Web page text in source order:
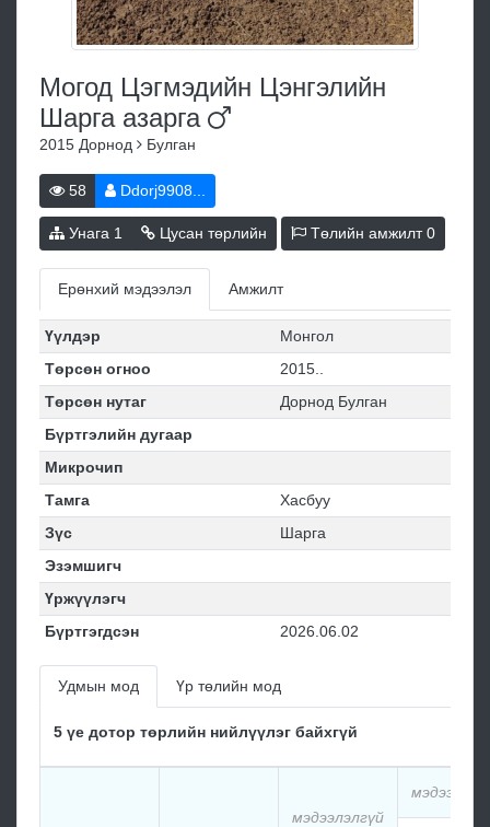
Могод Цэгмэдийн Цэнгэлийн
Шарга азарга
2015 Дорнод Булган
58 Ddorj9908...
Унага 1 Цусан төрлийн Төлийн амжилт0
Ерөнхий мэдээлэл Амжилт
Үүлдэр
Монгол
Төрсөн огноо
2015..
Төрсөн нутаг
Дорнод Булган
Бүртгэлийн дугаар
Микрочип
Тамга
Хасбуу
Зүс
Шарга
Эзэмшигч
Үржүүлэгч
Бүртгэгдсэн
2026.06.02
Удмын мод Үр төлийн мод
5 үе дотор төрлийн нийлүүлэг байхгүй
мэдээлэлгүй